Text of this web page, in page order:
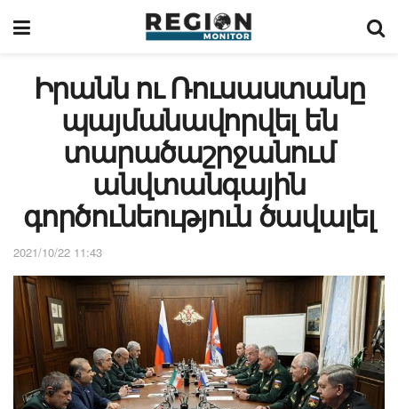
Իրանն ու Ռուսաստանը
պայմանավորվել են
տարածաշրջանում
անվտանգային
գործունեություն ծավալել
2021/10/22 11:43